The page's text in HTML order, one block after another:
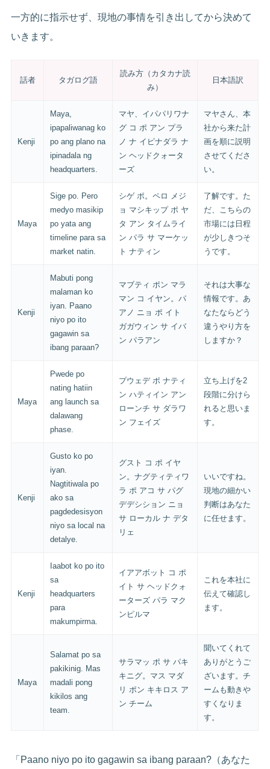
一方的に指示せず、現地の事情を引き出してから決めて
いきます。
話者 タガログ語
読み方（カタカナ読
み）
日本語訳
Kenji
Maya,
ipapaliwanag ko
po ang plano na
ipinadala ng
headquarters.
マヤ、イパパリワナ
グ コ ポ アン プラ
ノ ナ イピナダラ ナ
ン ヘッドクォータ
ーズ
マヤさん、本
社から来た計
画を順に説明
させてくださ
い。
Maya
Sige po. Pero
medyo masikip
po yata ang
timeline para sa
market natin.
シゲ ポ。ペロ メジ
ョ マシキップ ポ ヤ
タ アン タイムライ
ン パラ サ マーケッ
ト ナティン
了解です。た
だ、こちらの
市場には日程
が少しきつそ
うです。
Kenji
Mabuti pong
malaman ko
iyan. Paano
niyo po ito
gagawin sa
ibang paraan?
マブティ ポン マラ
マン コ イヤン。パ
アノ ニョ ポ イト
ガガウィン サ イバ
ン パラアン
それは大事な
情報です。あ
なたならどう
違うやり方を
しますか？
Maya
Pwede po
nating hatiin
ang launch sa
dalawang
phase.
プウェデ ポ ナティ
ン ハティイン アン
ローンチ サ ダラワ
ン フェイズ
立ち上げを2
段階に分けら
れると思いま
す。
Kenji
Gusto ko po
iyan.
Nagtitiwala po
ako sa
pagdedesisyon
niyo sa local na
detalye.
グスト コ ポ イヤ
ン。ナグティティワ
ラ ポ アコ サ パグ
デデシション ニョ
サ ローカル ナ デタ
リェ
いいですね。
現地の細かい
判断はあなた
に任せます。
Kenji
Iaabot ko po ito
sa
headquarters
para
makumpirma.
イアアボット コ ポ
イト サ ヘッドクォ
ーターズ パラ マク
ンピルマ
これを本社に
伝えて確認し
ます。
Maya
Salamat po sa
pakikinig. Mas
madali pong
kikilos ang
team.
サラマッ ポ サ パキ
キニグ。マス マダ
リ ポン キキロス ア
ン チーム
聞いてくれて
ありがとうご
ざいます。チ
ームも動きや
すくなりま
す。
「Paano niyo po ito gagawin sa ibang paraan?（あなた